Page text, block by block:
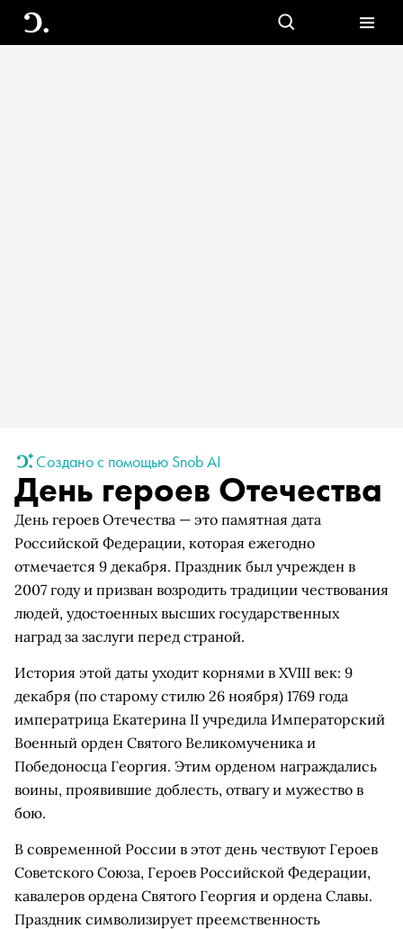
Создано с помощью Snob AI
День героев Отечества
День героев Отечества — это памятная дата
Российской Федерации, которая ежегодно
отмечается 9 декабря. Праздник был учрежден в
2007 году и призван возродить традиции чествования
людей, удостоенных высших государственных
наград за заслуги перед страной.
История этой даты уходит корнями в XVIII век: 9
декабря (по старому стилю 26 ноября) 1769 года
императрица Екатерина II учредила Императорский
Военный орден Святого Великомученика и
Победоносца Георгия. Этим орденом награждались
воины, проявившие доблесть, отвагу и мужество в
бою.
В современной России в этот день чествуют Героев
Советского Союза, Героев Российской Федерации,
кавалеров ордена Святого Георгия и ордена Славы.
Праздник символизирует преемственность